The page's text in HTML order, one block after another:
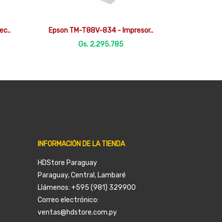
Vista rápida
Epson TM-T88V-834 - Impresor..
Gs. 2.295.785
INFORMACIÓN DE LA TIENDA
HDStore Paraguay
Paraguay, Central, Lambaré
Llámenos: +595 (981) 329900
Correo electrónico:
ventas@hdstore.com.py